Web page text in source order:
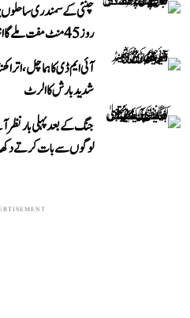
چنئی کے سمندری ساحلوں
روز 45 منٹ مفت ملے گا انٹرنیٹ
آئی ایم ڈی کا ہماچل،
شدید بارش کا الرٹ
لوگوں سے بات کرتے